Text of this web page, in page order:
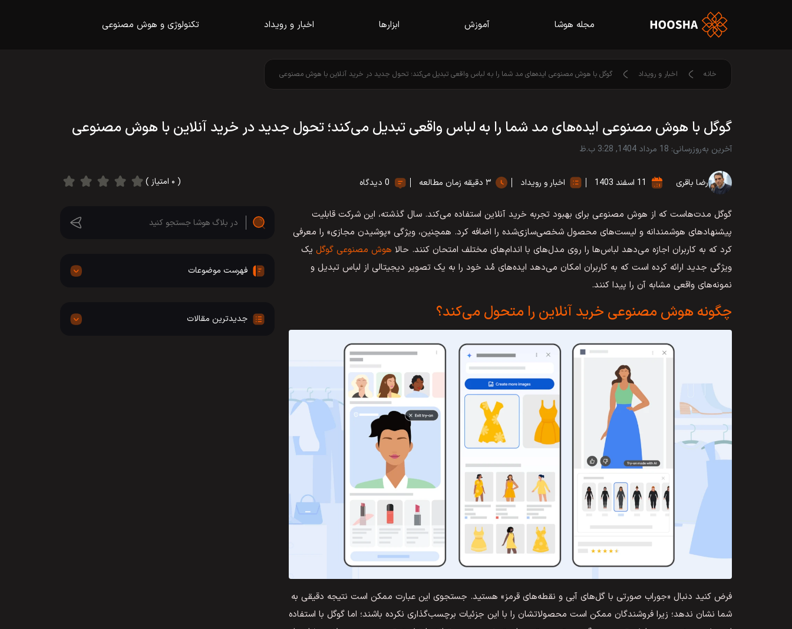
مجله هوشا آموزش ابزارها اخبار و رویداد تکنولوژی و هوش مصنوعی
خانه اخبار و رویداد گوگل با هوش مصنوعی ایده‌های مد شما را به لباس واقعی تبدیل می‌کند؛ تحول جدید در خرید آنلاین با هوش مصنوعی
گوگل با هوش مصنوعی ایده‌های مد شما را به لباس واقعی تبدیل می‌کند؛ تحول جدید در خرید آنلاین با هوش مصنوعی
آخرین به‌روزرسانی: 18 مرداد 1404, 3:28 ب.ظ
رضا باقری 11 اسفند 1403 اخبار و رویداد ۳ دقیقه زمان مطالعه 0 دیدگاه ( ۰ امتیاز )
گوگل مدت‌هاست که از هوش مصنوعی برای بهبود تجربه خرید آنلاین استفاده می‌کند. سال گذشته، این شرکت قابلیت
پیشنهادهای هوشمندانه و لیست‌های محصول شخصی‌سازی‌شده را اضافه کرد. همچنین، ویژگی «پوشیدن مجازی» را معرفی
کرد که به کاربران اجازه می‌دهد لباس‌ها را روی مدل‌های با اندام‌های مختلف امتحان کنند. حالا هوش مصنوعی گوگل یک
ویژگی جدید ارائه کرده است که به کاربران امکان می‌دهد ایده‌های مُد خود را به یک تصویر دیجیتالی از لباس تبدیل و
نمونه‌های واقعی مشابه آن را پیدا کنند.
چگونه هوش مصنوعی خرید آنلاین را متحول می‌کند؟
فرض کنید دنبال «جوراب صورتی با گل‌های آبی و نقطه‌های قرمز» هستید. جستجوی این عبارت ممکن است نتیجه دقیقی به
شما نشان ندهد؛ زیرا فروشندگان ممکن است محصولاتشان را با این جزئیات برچسب‌گذاری نکرده باشند؛ اما گوگل با استفاده
فهرست موضوعات
جدیدترین مقالات